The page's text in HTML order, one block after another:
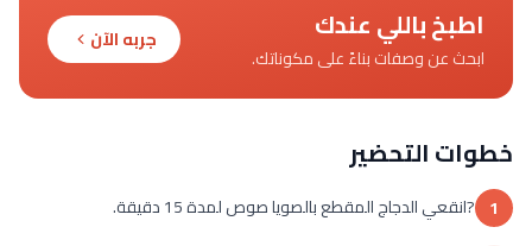
اطبخ باللي عندك
ابحث عن وصفات بناءً على مكوناتك.
جربه الآن
خطوات التحضير
1 ?انقعي الدجاج المقطع بالصويا صوص لمدة 15 دقيقة.